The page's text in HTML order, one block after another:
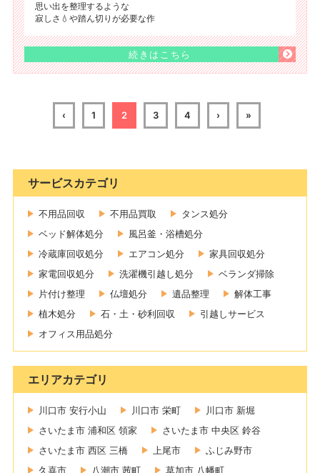
思い出を整理するような
寂しさ💧や踏ん切りが必要な作
続きはこちら
‹ 1 2 3 4 › »
サービスカテゴリ
不用品回収 不用品買取
タンス処分
ベッド解体処分
風呂釜・浴槽処分
冷蔵庫回収処分
エアコン処分
家具回収処分
家電回収処分
洗濯機引越し処分
ベランダ掃除
片付け整理
仏壇処分 遺品整理
解体工事
植木処分
石・土・砂利回収
引越しサービス
オフィス用品処分
エリアカテゴリ
川口市 安行小山 川口市 栄町
川口市 新堀
さいたま市 浦和区 領家
さいたま市 中央区 鈴谷
さいたま市 西区 三橋
上尾市
ふじみ野市
久喜市
八潮市 茜町 草加市 八幡町